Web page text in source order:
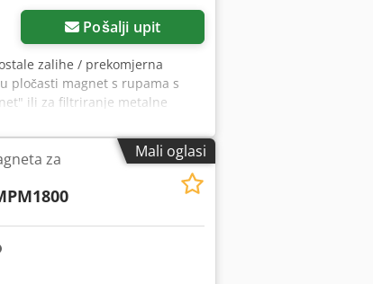
Pošalji upit
zalihe / prekomjerna
pločasti magnet s rupama s
ili za filtriranje metalne
Dimenzije magnetskog bloka:
dimenzije dostupne na
Mali oglasi
za